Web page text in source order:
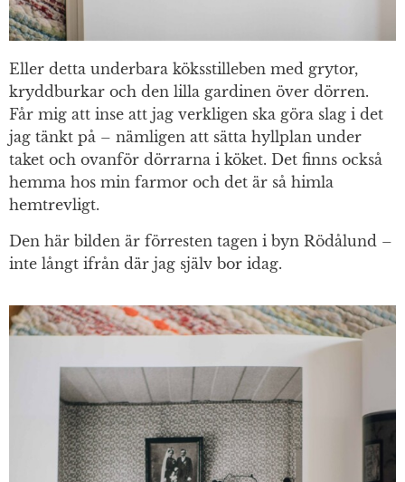
Eller detta underbara köksstilleben med grytor,
kryddburkar och den lilla gardinen över dörren.
Får mig att inse att jag verkligen ska göra slag i det
jag tänkt på – nämligen att sätta hyllplan under
taket och ovanför dörrarna i köket. Det finns också
hemma hos min farmor och det är så himla
hemtrevligt.
Den här bilden är förresten tagen i byn Rödålund –
inte långt ifrån där jag själv bor idag.